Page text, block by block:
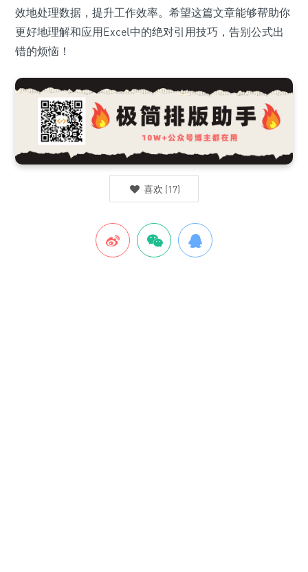
效地处理数据，提升工作效率。希望这篇文章能够帮助你
更好地理解和应用Excel中的绝对引用技巧，告别公式出
错的烦恼！
喜欢 (17)